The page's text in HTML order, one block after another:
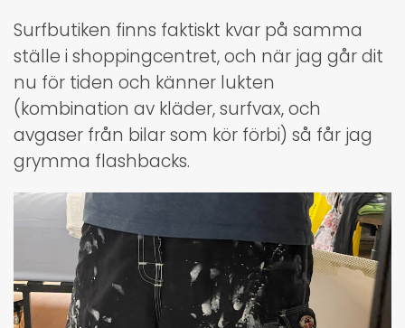
Surfbutiken finns faktiskt kvar på samma
ställe i shoppingcentret, och när jag går dit
nu för tiden och känner lukten
(kombination av kläder, surfvax, och
avgaser från bilar som kör förbi) så får jag
grymma flashbacks.